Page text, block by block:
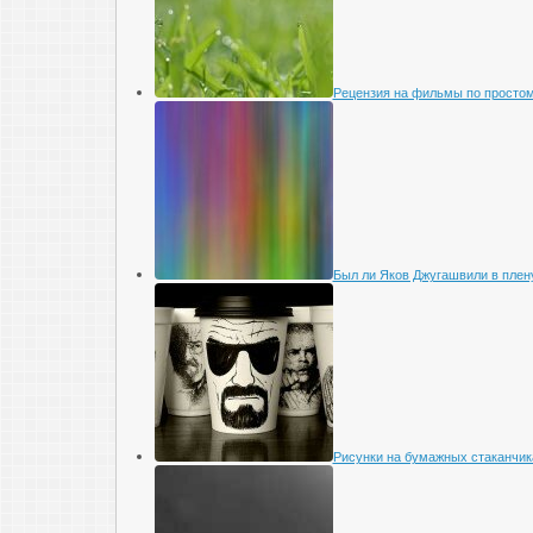
Рецензия на фильмы по
Был ли Яков Джугашвили в
Рисунки на бумажных